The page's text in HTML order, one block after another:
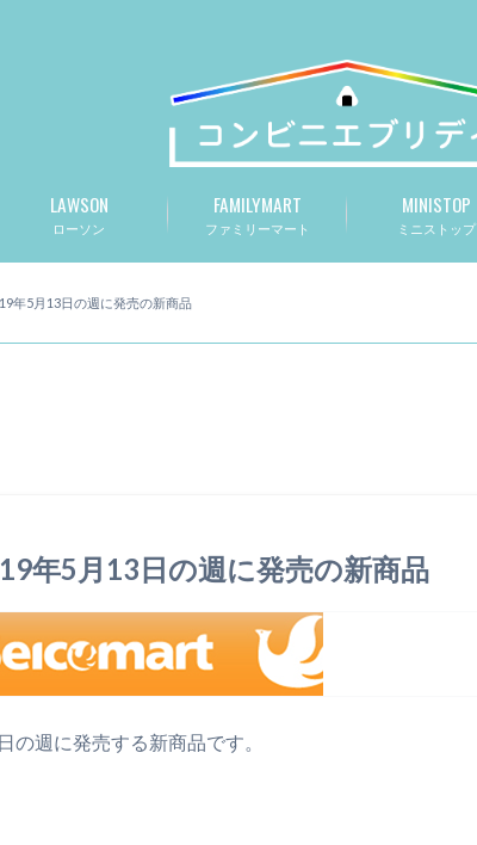
ローソン
LAWSON
ファミリーマート
FAMILYMART
ミニストップ
MINISTOP
年5月13日の週に発売の新商品
年5月13日の週に発売の新商品
の週に発売する新商品です。